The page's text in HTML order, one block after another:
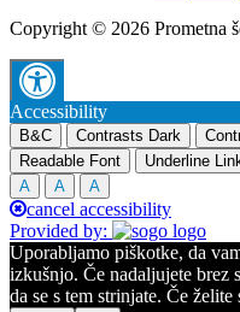
Copyright © 2026 Prometna
Accessibility
B&C Contrasts Dark
Readable Font
Underline
A
A A
cancel accessibility
Provided by:
Uporabljamo piškotke, da
izkušnjo. Če nadaljujete brez
da se s tem strinjate. Če